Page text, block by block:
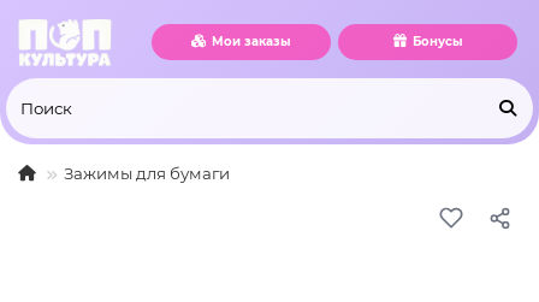
Мои заказы Бонусы
Зажимы для бумаги